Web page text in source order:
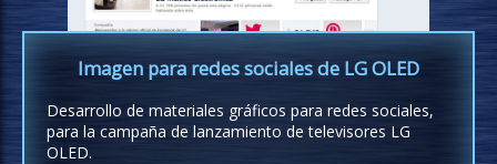
Imagen para redes sociales de LG OLED
Desarrollo de materiales gráficos para redes sociales,
para la campaña de lanzamiento de televisores LG
OLED.